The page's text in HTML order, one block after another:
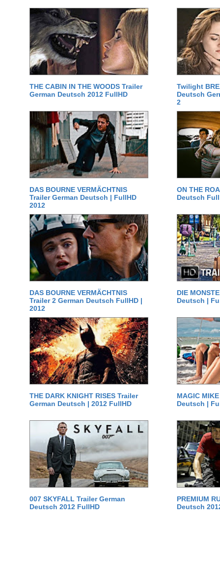
THE CABIN IN THE WOODS Trailer
German Deutsch 2012 FullHD
Twilight
Deutsch
2
DAS BOURNE VERMÄCHTNIS
Trailer German Deutsch | FullHD
2012
ON THE
Deutsch
DAS BOURNE VERMÄCHTNIS
Trailer 2 German Deutsch FullHD |
2012
DIE
Deutsch |
THE DARK KNIGHT RISES Trailer
German Deutsch | 2012 FullHD
MAGIC
Deutsch |
007 SKYFALL Trailer German
Deutsch 2012 FullHD
PREMIUM
Deutsch